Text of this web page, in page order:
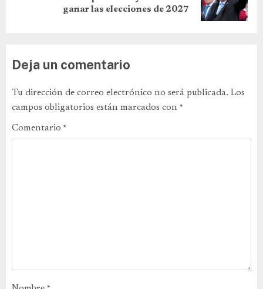
ganar las elecciones de 2027
Deja un comentario
Tu dirección de correo electrónico no será publicada. Los
campos obligatorios están marcados con *
Comentario *